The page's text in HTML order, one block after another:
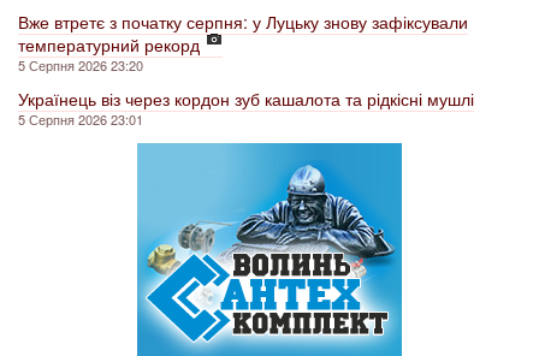
Вже втретє з початку серпня: у Луцьку знову зафіксували
температурний рекорд
5 Серпня 2026 23:20
Українець віз через кордон зуб кашалота та рідкісні мушлі
5 Серпня 2026 23:01